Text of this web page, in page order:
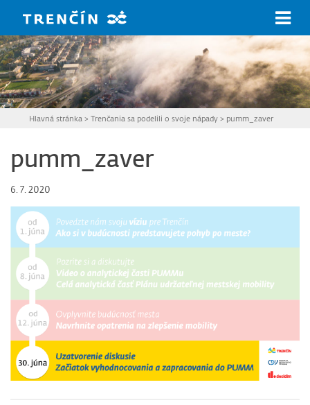
Hlavná stránka > Trenčania sa podelili o svoje nápady> pumm_zaver
pumm_zaver
6. 7. 2020